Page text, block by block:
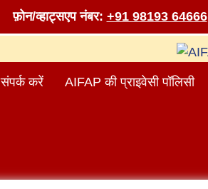
फ़ोन/व्हाट्सएप नंबर: +91 98193 64666
संपर्क करें AIFAP की प्राइवेसी पॉलिसी